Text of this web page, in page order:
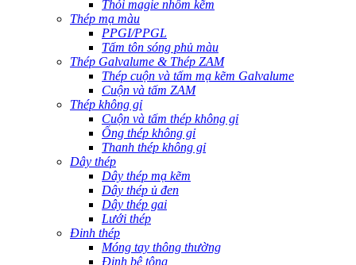
Thỏi magie nhôm kẽm
Thép mạ màu
PPGI/PPGL
Tấm tôn sóng phủ màu
Thép Galvalume & Thép ZAM
Thép cuộn và tấm mạ kẽm Galvalume
Cuộn và tấm ZAM
Thép không gỉ
Cuộn và tấm thép không gỉ
Ống thép không gỉ
Thanh thép không gỉ
Dây thép
Dây thép mạ kẽm
Dây thép ủ đen
Dây thép gai
Lưới thép
Đinh thép
Móng tay thông thường
Đinh bê tông